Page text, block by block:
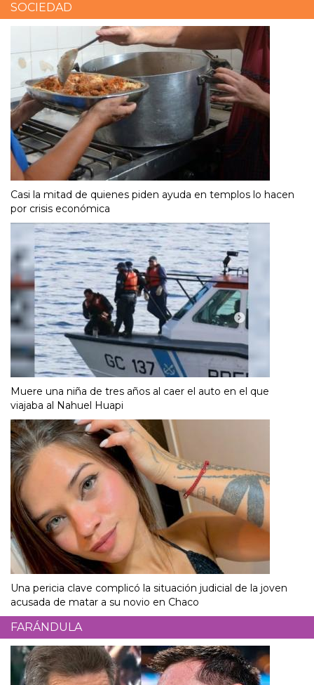
SOCIEDAD
Casi la mitad de quienes piden ayuda en templos lo hacen
por crisis económica
Muere una niña de tres años al caer el auto en el que
viajaba al Nahuel Huapi
Una pericia clave complicó la situación judicial de la joven
acusada de matar a su novio en Chaco
FARÁNDULA